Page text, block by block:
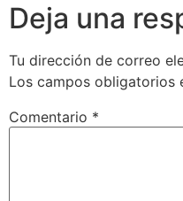
Deja una
Tu dirección de correo
Los campos obligatorios
Comentario *